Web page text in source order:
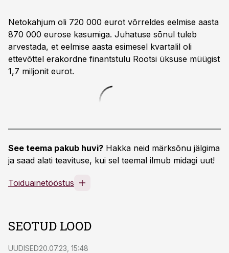
Netokahjum oli 720 000 eurot võrreldes eelmise aasta
870 000 eurose kasumiga. Juhatuse sõnul tuleb
arvestada, et eelmise aasta esimesel kvartalil oli
ettevõttel erakordne finantstulu Rootsi üksuse müügist
1,7 miljonit eurot.
See teema pakub huvi? Hakka neid märksõnu jälgima
ja saad alati teavituse, kui sel teemal ilmub midagi uut!
Toiduainetööstus
SEOTUD LOOD
UUDISED20.07.23, 15:48